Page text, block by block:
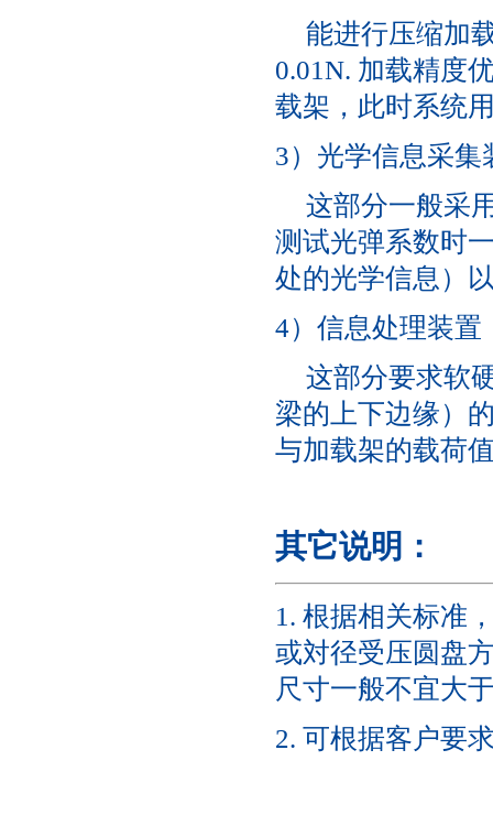
能进行压缩加
0.01N. 加载精度
载架，此时系统
3）光学信息采集
这部分一般采
测试光弹系数时
处的光学信息）
4）信息处理装置
这部分要求软
梁的上下边缘）
与加载架的载荷
其它说明：
1. 根据相关标准
或対径受压圆盘
尺寸一般不宜大
2. 可根据客户要